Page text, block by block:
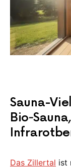
Sauna-
Das Zillertal ist